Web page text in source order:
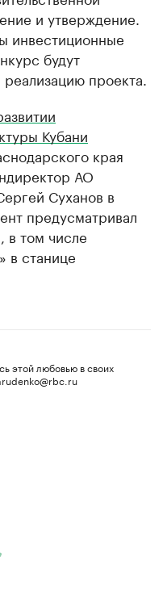
и утверждение.
инвестиционные
будут
проекта.
Кубани
края
АО
Суханов в
предусматривал
в том числе
в станице
этой любовью в своих